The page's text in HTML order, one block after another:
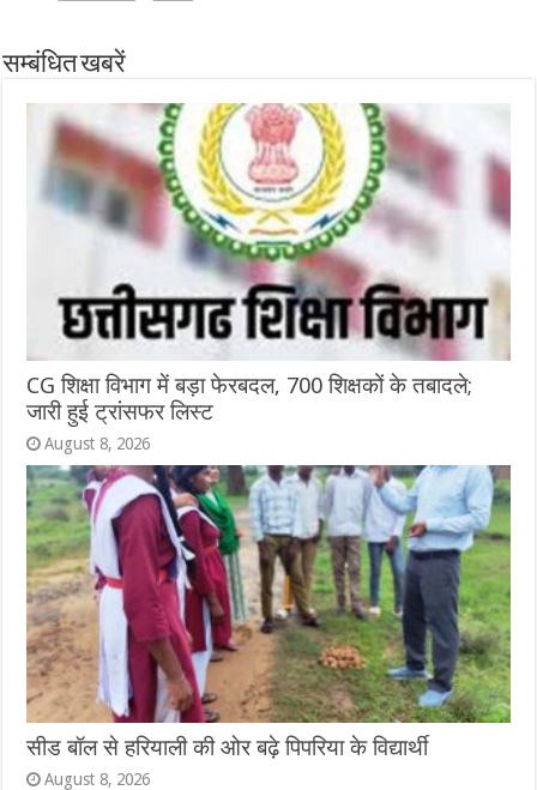
सम्बंधित खबरें
CG शिक्षा विभाग में बड़ा फेरबदल, 700 शिक्षकों के तबादले;
जारी हुई ट्रांसफर लिस्ट
August 8, 2026
सीड बॉल से हरियाली की ओर बढ़े पिपरिया के विद्यार्थी
August 8, 2026